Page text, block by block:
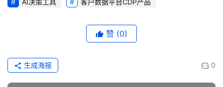
AI决策工具 客户数据平台CDP产品
赞 (0)
0
生成海报